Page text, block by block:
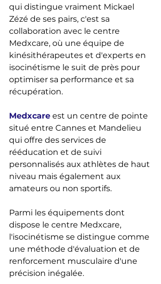
qui distingue vraiment Mickael
Zézé de ses pairs, c'est sa
collaboration avec le centre
Medxcare, où une équipe de
kinésithérapeutes et d'experts en
isocinétisme le suit de près pour
optimiser sa performance et sa
récupération.
Medxcare est un centre de pointe
situé entre Cannes et Mandelieu
qui offre des services de
rééducation et de suivi
personnalisés aux athlètes de haut
niveau mais également aux
amateurs ou non sportifs.
Parmi les équipements dont
dispose le centre Medxcare,
l'isocinétisme se distingue comme
une méthode d'évaluation et de
renforcement musculaire d'une
précision inégalée.